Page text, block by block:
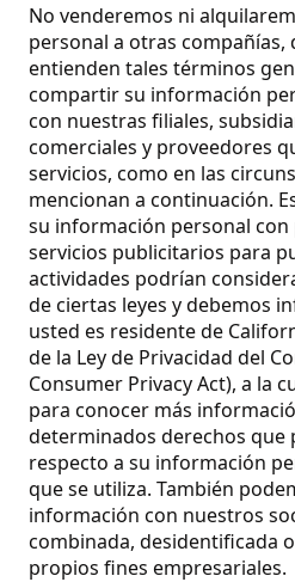
No venderemos ni
personal a otras compañías,
entienden tales términos
compartir su información
con nuestras filiales,
comerciales y proveedores
servicios, como en las
mencionan a continuación.
su información personal
servicios publicitarios para
actividades podrían
de ciertas leyes y debemos
usted es residente de
de la Ley de Privacidad del
Consumer Privacy Act), a la
para conocer más
determinados derechos que
respecto a su información
que se utiliza. También
información con nuestros
combinada, desidentificada
propios fines empresariales.